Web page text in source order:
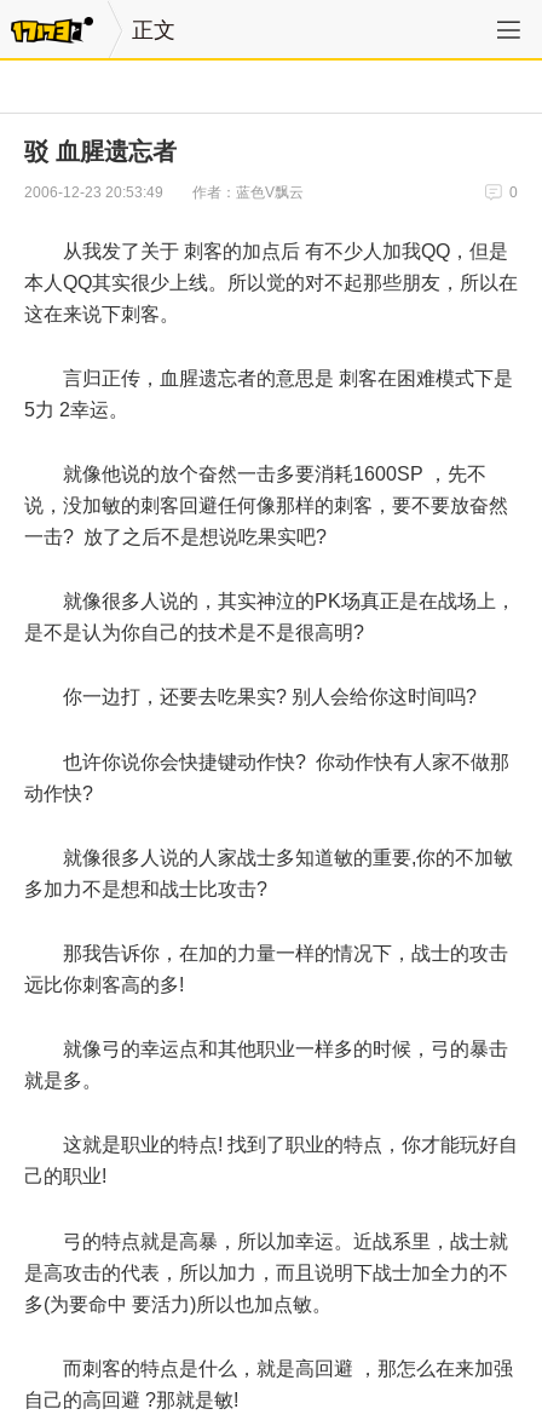
正文
驳 血腥遗忘者
2006-12-23 20:53:49 作者：蓝色V飘云 0
从我发了关于 刺客的加点后 有不少人加我QQ，但是
本人QQ其实很少上线。所以觉的对不起那些朋友，所以在
这在来说下刺客。
言归正传，血腥遗忘者的意思是 刺客在困难模式下是
5力 2幸运。
就像他说的放个奋然一击多要消耗1600SP ，先不
说，没加敏的刺客回避任何像那样的刺客，要不要放奋然
一击? 放了之后不是想说吃果实吧?
就像很多人说的，其实神泣的PK场真正是在战场上，
是不是认为你自己的技术是不是很高明?
你一边打，还要去吃果实? 别人会给你这时间吗?
也许你说你会快捷键动作快? 你动作快有人家不做那
动作快?
就像很多人说的人家战士多知道敏的重要,你的不加敏
多加力不是想和战士比攻击?
那我告诉你，在加的力量一样的情况下，战士的攻击
远比你刺客高的多!
就像弓的幸运点和其他职业一样多的时候，弓的暴击
就是多。
这就是职业的特点! 找到了职业的特点，你才能玩好自
己的职业!
弓的特点就是高暴，所以加幸运。近战系里，战士就
是高攻击的代表，所以加力，而且说明下战士加全力的不
多(为要命中 要活力)所以也加点敏。
而刺客的特点是什么，就是高回避 ，那怎么在来加强
自己的高回避 ?那就是敏!